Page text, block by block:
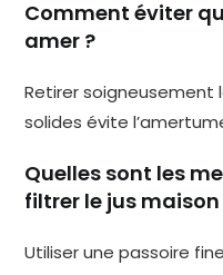
Comment éviter
amer ?
Retirer soigneusement
solides évite
Quelles sont les
filtrer le jus maison
Utiliser une passoire